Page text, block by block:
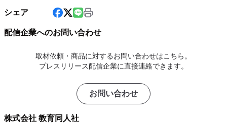
シェア
配信企業へのお問い合わせ
取材依頼・商品に対するお問い合わせはこちら。
プレスリリース配信企業に直接連絡できます。
お問い合わせ
株式会社 教育同人社